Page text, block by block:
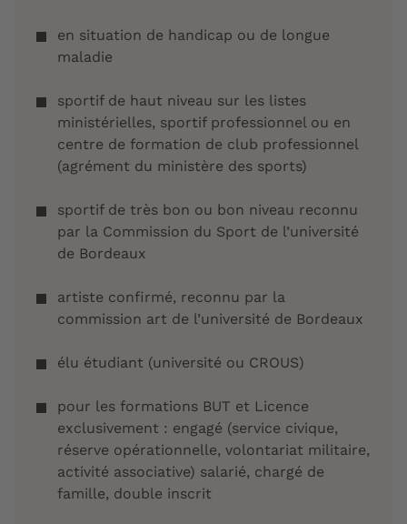
en situation de handicap ou de longue
maladie
sportif de haut niveau sur les listes
ministérielles, sportif professionnel ou en
centre de formation de club professionnel
(agrément du ministère des sports)
sportif de très bon ou bon niveau reconnu
par la Commission du Sport de l’université
de Bordeaux
artiste confirmé, reconnu par la
commission art de l’université de Bordeaux
élu étudiant (université ou CROUS)
pour les formations BUT et Licence
exclusivement : engagé (service civique,
réserve opérationnelle, volontariat militaire,
activité associative) salarié, chargé de
famille, double inscrit